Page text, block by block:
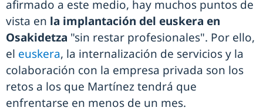
afirmado a este medio, hay muchos puntos de
vista en la implantación del euskera en
Osakidetza "sin restar profesionales". Por ello,
el euskera, la internalización de servicios y la
colaboración con la empresa privada son los
retos a los que Martínez tendrá que
enfrentarse en menos de un mes.